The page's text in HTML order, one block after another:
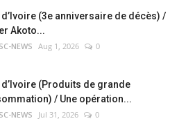
d’Ivoire (3e anniversaire de décès) /
Akoto...
NEWS Aug 1, 2026 0
d’Ivoire (Produits de grande
/ Une opération...
NEWS Jul 31, 2026 0